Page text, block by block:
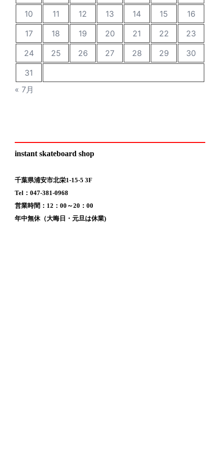
10
11 12 13 14 15
16
17
18 19 20 21 22
23
24
25 26 27 28 29
30
31
« 7月
instant skateboard shop
千葉県浦安市北栄1-15-5 3F
Tel：047-381-0968
営業時間：12：00～20：00
年中無休（大晦日・元旦は休業)